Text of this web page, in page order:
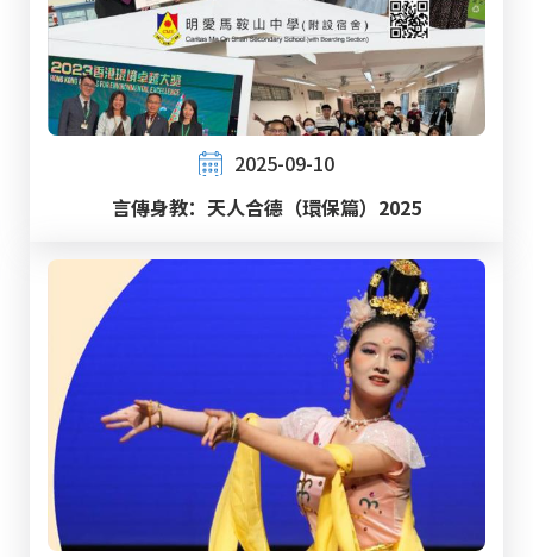
2025-09-10
言傳身教：天人合德（環保篇）2025